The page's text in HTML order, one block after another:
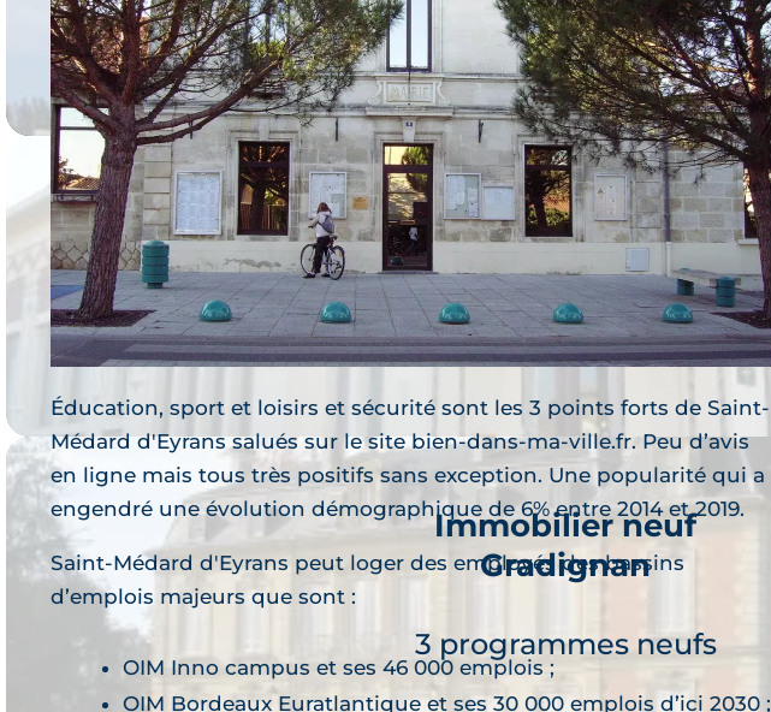
1 programme neuf
Je découvre
Immobilier neuf
Bègles
4 programmes neufs
Je découvre
Immobilier neuf
Gradignan
3 programmes neufs
Éducation, sport et loisirs et sécurité sont les 3 points forts de Saint-
Médard d'Eyrans salués sur le site bien-dans-ma-ville.fr. Peu d’avis
en ligne mais tous très positifs sans exception. Une popularité qui a
engendré une évolution démographique de 6% entre 2014 et 2019.
Saint-Médard d'Eyrans peut loger des employés des bassins
d’emplois majeurs que sont :
OIM Inno campus et ses 46 000 emplois ;
OIM Bordeaux Euratlantique et ses 30 000 emplois d’ici 2030 ;